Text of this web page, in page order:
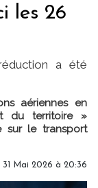
les 26
a été
aériennes en
du territoire »
sur le transport
31 Mai 2026 à 20:36